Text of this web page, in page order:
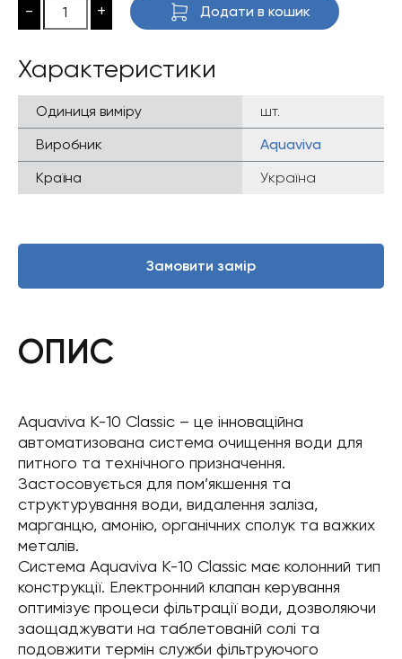
- + Додати в кошик
Характеристики
Одиниця виміру
шт.
Виробник
Aquaviva
Країна
Україна
Замовити замір
ОПИС
Aquaviva K-10 Classic – це інноваційна
автоматизована система очищення води для
питного та технічного призначення.
Застосовується для пом’якшення та
структурування води, видалення заліза,
марганцю, амонію, органічних сполук та важких
металів.
Система Aquaviva K-10 Classic має колонний тип
конструкції. Електронний клапан керування
оптимізує процеси фільтрації води, дозволяючи
заощаджувати на таблетованій солі та
подовжити термін служби фільтруючого